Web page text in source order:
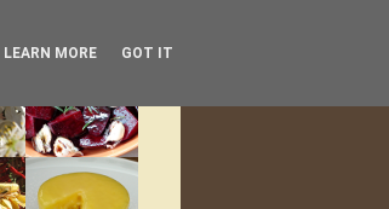
LEARN MORE GOT IT